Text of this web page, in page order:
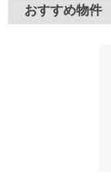
おすすめ物件